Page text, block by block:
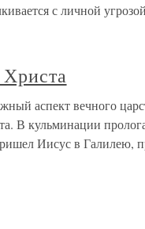
с личной
аспект вечного
В кульминации
Иисус в Галилею,